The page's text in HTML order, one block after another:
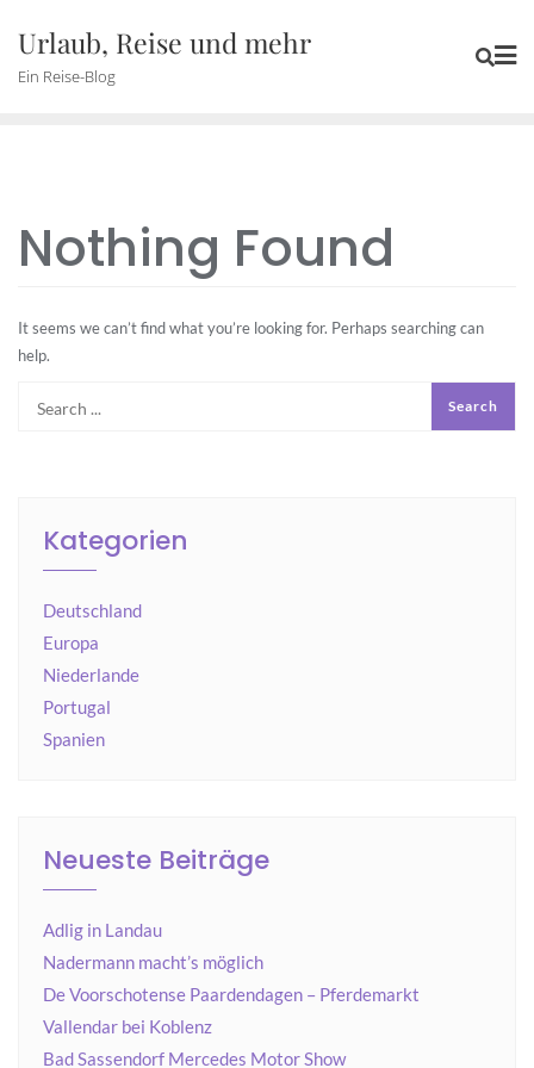
content
Urlaub, Reise und mehr
Ein Reise-Blog
Nothing Found
It seems we can’t find what you’re looking for. Perhaps searching can
help.
Kategorien
Deutschland
Europa
Niederlande
Portugal
Spanien
Neueste Beiträge
Adlig in Landau
Nadermann macht’s möglich
De Voorschotense Paardendagen – Pferdemarkt
Vallendar bei Koblenz
Bad Sassendorf Mercedes Motor Show